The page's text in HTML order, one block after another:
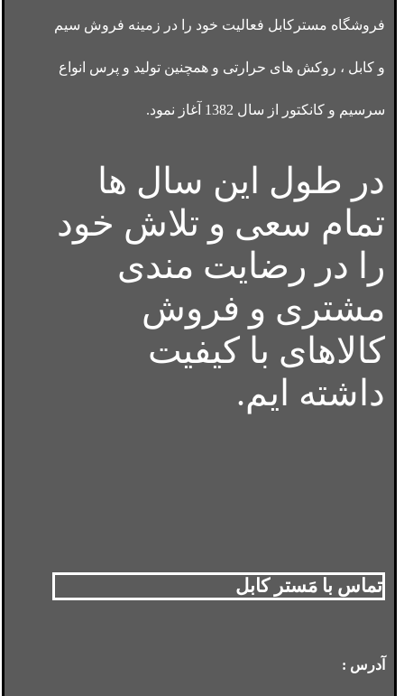
فروشگاه مسترکابل فعالیت خود را در زمینه فروش سیم
و کابل ، روکش های حرارتی و همچنین تولید و پرس انواع
سرسیم و کانکتور از سال 1382 آغاز نمود.
در طول این سال ها
تمام سعی و تلاش خود
را در رضایت مندی
مشتری و فروش
کالاهای با کیفیت
داشته ایم.
تماس با مَستر کابل
آدرس :